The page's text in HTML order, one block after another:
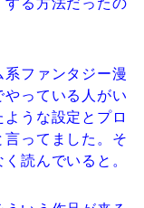
する方法だったの
系ファンタジー漫
っている人がい
うな設定とプロ
言ってました。そ
読んでいると。